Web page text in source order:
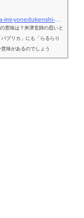
意味は？米津玄師の思いと
プリカ」にも「らるらり
味があるのでしょう
す。 ぜひご覧下さい！ス